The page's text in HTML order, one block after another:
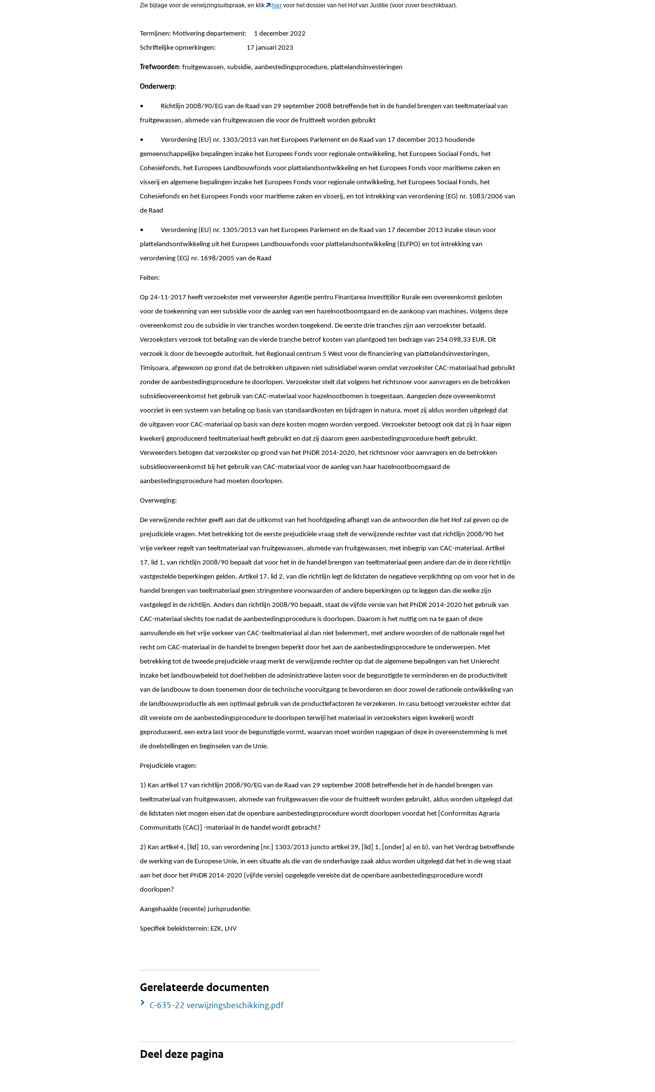
Zie bijlage voor de verwijzingsuitspraak, en klik hier voor het dossier van het Hof van Justitie (voor zover beschikbaar).
Termijnen: Motivering departement: 1 december 2022
Schriftelijke opmerkingen: 17 januari 2023
Trefwoorden: fruitgewassen, subsidie, aanbestedingsprocedure, plattelandsinvesteringen
Onderwerp:
• Richtlijn 2008/90/EG van de Raad van 29 september 2008 betreffende het in de handel brengen van teeltmateriaal van
fruitgewassen, alsmede van fruitgewassen die voor de fruitteelt worden gebruikt
• Verordening (EU) nr. 1303/2013 van het Europees Parlement en de Raad van 17 december 2013 houdende
gemeenschappelijke bepalingen inzake het Europees Fonds voor regionale ontwikkeling, het Europees Sociaal Fonds, het
Cohesiefonds, het Europees Landbouwfonds voor plattelandsontwikkeling en het Europees Fonds voor maritieme zaken en
visserij en algemene bepalingen inzake het Europees Fonds voor regionale ontwikkeling, het Europees Sociaal Fonds, het
Cohesiefonds en het Europees Fonds voor maritieme zaken en visserij, en tot intrekking van verordening (EG) nr. 1083/2006 van
de Raad
• Verordening (EU) nr. 1305/2013 van het Europees Parlement en de Raad van 17 december 2013 inzake steun voor
plattelandsontwikkeling uit het Europees Landbouwfonds voor plattelandsontwikkeling (ELFPO) en tot intrekking van
verordening (EG) nr. 1698/2005 van de Raad
Feiten:
Op 24-11-2017 heeft verzoekster met verweerster Agenție pentru Finanțarea Investițiilor Rurale een overeenkomst gesloten
voor de toekenning van een subsidie voor de aanleg van een hazelnootboomgaard en de aankoop van machines. Volgens deze
overeenkomst zou de subsidie in vier tranches worden toegekend. De eerste drie tranches zijn aan verzoekster betaald.
Verzoeksters verzoek tot betaling van de vierde tranche betrof kosten van plantgoed ten bedrage van 254 098,33 EUR. Dit
verzoek is door de bevoegde autoriteit, het Regionaal centrum 5 West voor de financiering van plattelandsinvesteringen,
Timișoara, afgewezen op grond dat de betrokken uitgaven niet subsidiabel waren omdat verzoekster CAC-materiaal had gebruikt
zonder de aanbestedingsprocedure te doorlopen. Verzoekster stelt dat volgens het richtsnoer voor aanvragers en de betrokken
subsidieovereenkomst het gebruik van CAC-materiaal voor hazelnootbomen is toegestaan. Aangezien deze overeenkomst
voorziet in een systeem van betaling op basis van standaardkosten en bijdragen in natura, moet zij aldus worden uitgelegd dat
de uitgaven voor CAC-materiaal op basis van deze kosten mogen worden vergoed. Verzoekster betoogt ook dat zij in haar eigen
kwekerij geproduceerd teeltmateriaal heeft gebruikt en dat zij daarom geen aanbestedingsprocedure heeft gebruikt.
Verweerders betogen dat verzoekster op grond van het PNDR 2014-2020, het richtsnoer voor aanvragers en de betrokken
subsidieovereenkomst bij het gebruik van CAC-materiaal voor de aanleg van haar hazelnootboomgaard de
aanbestedingsprocedure had moeten doorlopen.
Overweging:
De verwijzende rechter geeft aan dat de uitkomst van het hoofdgeding afhangt van de antwoorden die het Hof zal geven op de
prejudiciële vragen. Met betrekking tot de eerste prejudiciële vraag stelt de verwijzende rechter vast dat richtlijn 2008/90 het
vrije verkeer regelt van teeltmateriaal van fruitgewassen, alsmede van fruitgewassen, met inbegrip van CAC-materiaal. Artikel
17, lid 1, van richtlijn 2008/90 bepaalt dat voor het in de handel brengen van teeltmateriaal geen andere dan de in deze richtlijn
vastgestelde beperkingen gelden. Artikel 17, lid 2, van die richtlijn legt de lidstaten de negatieve verplichting op om voor het in de
handel brengen van teeltmateriaal geen stringentere voorwaarden of andere beperkingen op te leggen dan die welke zijn
vastgelegd in de richtlijn. Anders dan richtlijn 2008/90 bepaalt, staat de vijfde versie van het PNDR 2014-2020 het gebruik van
CAC-materiaal slechts toe nadat de aanbestedingsprocedure is doorlopen. Daarom is het nuttig om na te gaan of deze
aanvullende eis het vrije verkeer van CAC-teeltmateriaal al dan niet belemmert, met andere woorden of de nationale regel het
recht om CAC-materiaal in de handel te brengen beperkt door het aan de aanbestedingsprocedure te onderwerpen. Met
betrekking tot de tweede prejudiciële vraag merkt de verwijzende rechter op dat de algemene bepalingen van het Unierecht
inzake het landbouwbeleid tot doel hebben de administratieve lasten voor de begunstigde te verminderen en de productiviteit
van de landbouw te doen toenemen door de technische vooruitgang te bevorderen en door zowel de rationele ontwikkeling van
de landbouwproductie als een optimaal gebruik van de productiefactoren te verzekeren. In casu betoogt verzoekster echter dat
dit vereiste om de aanbestedingsprocedure te doorlopen terwijl het materiaal in verzoeksters eigen kwekerij wordt
geproduceerd, een extra last voor de begunstigde vormt, waarvan moet worden nagegaan of deze in overeenstemming is met
de doelstellingen en beginselen van de Unie.
Prejudiciële vragen:
1) Kan artikel 17 van richtlijn 2008/90/EG van de Raad van 29 september 2008 betreffende het in de handel brengen van
teeltmateriaal van fruitgewassen, alsmede van fruitgewassen die voor de fruitteelt worden gebruikt, aldus worden uitgelegd dat
de lidstaten niet mogen eisen dat de openbare aanbestedingsprocedure wordt doorlopen voordat het [Conformitas Agraria
Communitatis (CAC)] -materiaal in de handel wordt gebracht?
2) Kan artikel 4, [lid] 10, van verordening [nr.] 1303/2013 juncto artikel 39, [lid] 1, [onder] a) en b), van het Verdrag betreffende
de werking van de Europese Unie, in een situatie als die van de onderhavige zaak aldus worden uitgelegd dat het in de weg staat
aan het door het PNDR 2014-2020 (vijfde versie) opgelegde vereiste dat de openbare aanbestedingsprocedure wordt
doorlopen?
Aangehaalde (recente) jurisprudentie:
Specifiek beleidsterrein: EZK, LNV
Gerelateerde documenten
C-635-22 verwijzingsbeschikking.pdf
Deel deze pagina